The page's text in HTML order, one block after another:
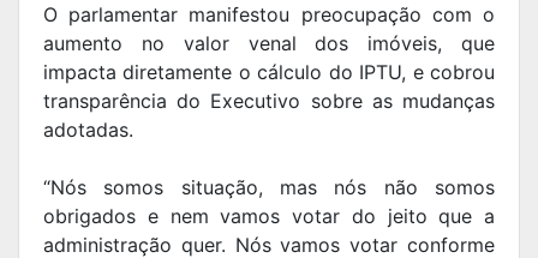
O parlamentar manifestou preocupação com o
aumento no valor venal dos imóveis, que
impacta diretamente o cálculo do IPTU, e cobrou
transparência do Executivo sobre as mudanças
adotadas.
“Nós somos situação, mas nós não somos
obrigados e nem vamos votar do jeito que a
administração quer. Nós vamos votar conforme